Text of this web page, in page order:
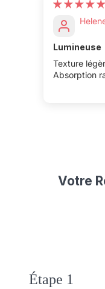
Lumineuse
Texture
Absorption
Votre
Étape 1